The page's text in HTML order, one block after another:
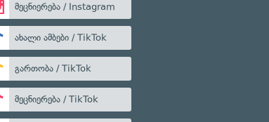
მეცნიერება / Instagram
ახალი ამბები / TikTok
გართობა / TikTok
მეცნიერება / TikTok